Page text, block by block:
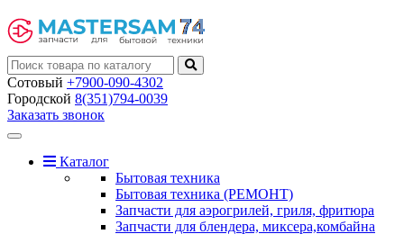
Сотовый +7900-090-4302
Городской 8(351)794-0039
Заказать звонок
Toggle
navigationКаталог
Бытовая техника
Бытовая техника (РЕМОНТ)
Запчасти для аэрогрилей, гриля, фритюра
Запчасти для блендера, миксера,комбайна